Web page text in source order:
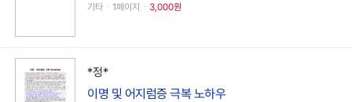
기타ㆍ1페이지ㆍ 3,000원
*정*
이명 및 어지럼증 극복 노하우